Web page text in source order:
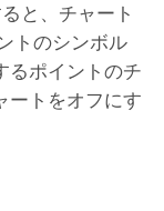
と、チャート
トのシンボル
るポイントのチ
ートをオフにす